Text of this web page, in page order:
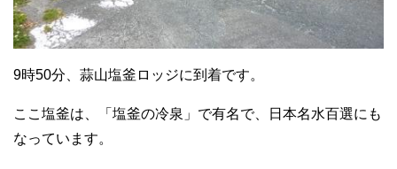
9時50分、蒜山塩釜ロッジに到着です。
ここ塩釜は、「塩釜の冷泉」で有名で、日本名水百選にも
なっています。